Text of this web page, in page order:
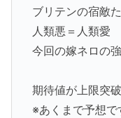
ブリテンの宿敵
人類悪＝人類愛
今回の嫁ネロの
期待値が上限突
※あくまで予想で